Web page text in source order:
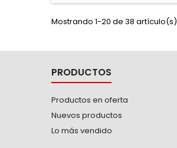
maniobrar con mayor
Fundamentalmente usada en
Mostrando 1-20 de 38 artículo(s)
PRODUCTOS
Productos en oferta
Nuevos productos
Lo más vendido